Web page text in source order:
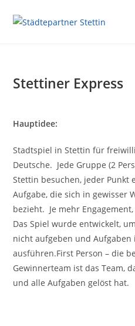
Stettiner Express
Hauptidee:
Stadtspiel in Stettin für
Deutsche. Jede Gruppe (2
Stettin besuchen, jeder Punkt
Aufgabe, die sich in gewisser
bezieht. Je mehr
Das Spiel wurde entwickelt,
nicht aufgeben und
ausführen.First Person – die
Gewinnerteam ist das Team,
und alle Aufgaben gelöst hat.